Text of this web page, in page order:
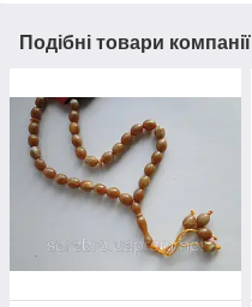
Подібні товари компанії